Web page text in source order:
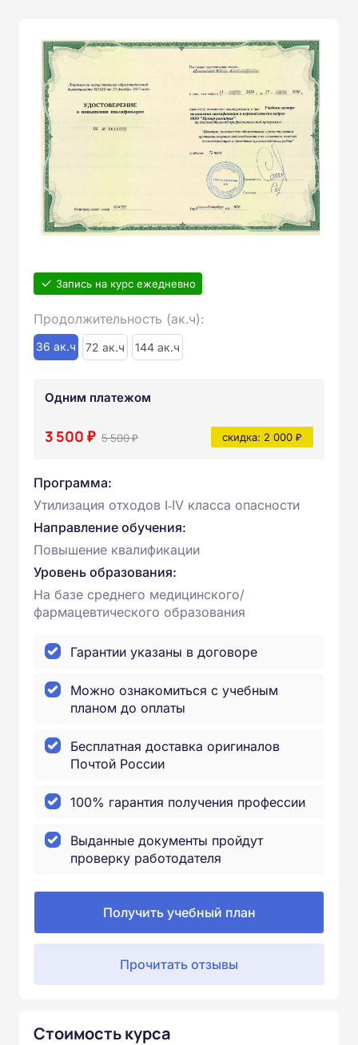
Запись на курс ежедневно
Продолжительность (ак.ч):
36 ак.ч 72 ак.ч 144 ак.ч
Одним платежом
3 500 ₽ 5 500 ₽ скидка: 2 000 ₽
Программа:
Утилизация отходов I‑IV класса опасности
Направление обучения:
Повышение квалификации
Уровень образования:
На базе среднего медицинского/
фармацевтического образования
Гарантии указаны в договоре
Можно ознакомиться с учебным
планом до оплаты
Бесплатная доставка оригиналов
Почтой России
100% гарантия получения профессии
Выданные документы пройдут
проверку работодателя
Получить учебный план
Прочитать отзывы
Стоимость курса